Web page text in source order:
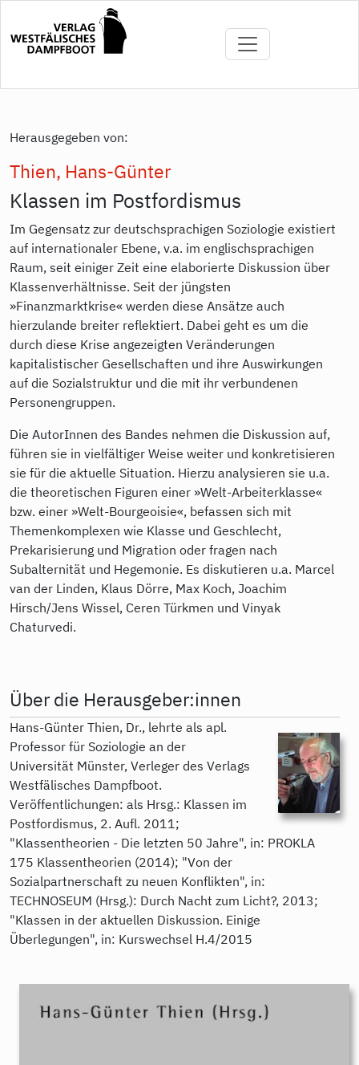
Inhalt
Herausgegeben von:
Thien, Hans-Günter
Klassen im Postfordismus
Im Gegensatz zur deutschsprachigen Soziologie existiert
auf internationaler Ebene, v.a. im englischsprachigen
Raum, seit einiger Zeit eine elaborierte Diskussion über
Klassenverhältnisse. Seit der jüngsten
»Finanzmarktkrise« werden diese Ansätze auch
hierzulande breiter reflektiert. Dabei geht es um die
durch diese Krise angezeigten Veränderungen
kapitalistischer Gesellschaften und ihre Auswirkungen
auf die Sozialstruktur und die mit ihr verbundenen
Personengruppen.
Die AutorInnen des Bandes nehmen die Diskussion auf,
führen sie in vielfältiger Weise weiter und konkretisieren
sie für die aktuelle Situation. Hierzu analysieren sie u.a.
die theoretischen Figuren einer »Welt-Arbeiterklasse«
bzw. einer »Welt-Bourgeoisie«, befassen sich mit
Themenkomplexen wie Klasse und Geschlecht,
Prekarisierung und Migration oder fragen nach
Subalternität und Hegemonie. Es diskutieren u.a. Marcel
van der Linden, Klaus Dörre, Max Koch, Joachim
Hirsch/Jens Wissel, Ceren Türkmen und Vinyak
Chaturvedi.
Über die Herausgeber:innen
Hans-Günter Thien, Dr., lehrte als apl.
Professor für Soziologie an der
Universität Münster, Verleger des Verlags
Westfälisches Dampfboot.
Veröffentlichungen: als Hrsg.: Klassen im
Postfordismus, 2. Aufl. 2011;
"Klassentheorien - Die letzten 50 Jahre", in: PROKLA
175 Klassentheorien (2014); "Von der
Sozialpartnerschaft zu neuen Konflikten", in:
TECHNOSEUM (Hrsg.): Durch Nacht zum Licht?, 2013;
"Klassen in der aktuellen Diskussion. Einige
Überlegungen", in: Kurswechsel H.4/2015
9783896917812.jpeg